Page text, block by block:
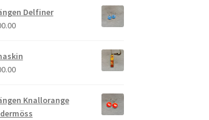
Delfiner
Knallorange